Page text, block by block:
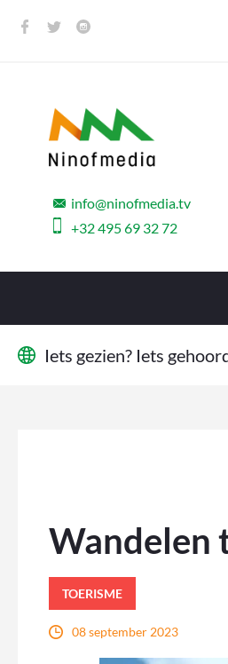
info@ninofmedia.tv
+32 495 69 32 72
Iets gezien? Iets gehoor
Wandelen
TOERISME
08 september 2023